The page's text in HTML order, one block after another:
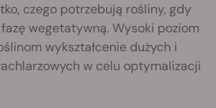
czego potrzebują rośliny, gdy
wegetatywną. Wysoki poziom
wykształcenie dużych i
w celu optymalizacji